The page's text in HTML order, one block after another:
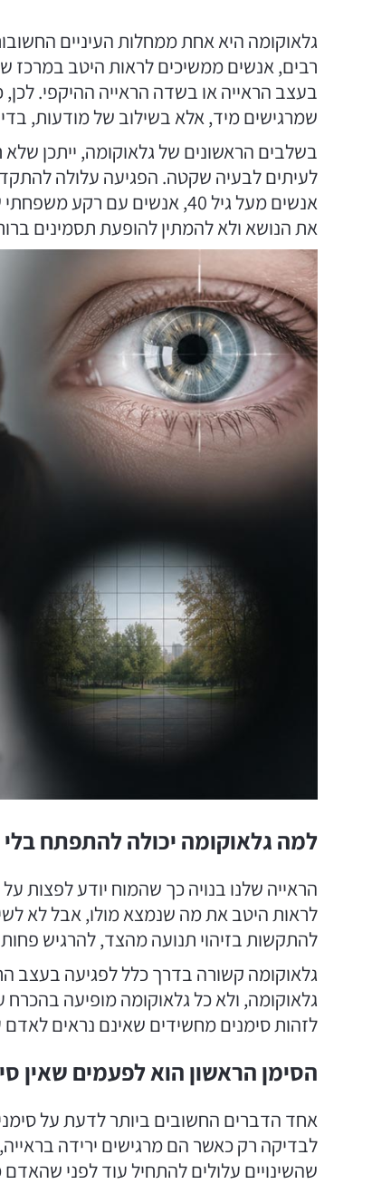
גלאוקומה היא אחת ממחלות העיניים
רבים, אנשים ממשיכים לראות היטב במרכז
בעצב הראייה או בשדה הראייה ההיקפי.
שמרגישים מיד, אלא בשילוב של מודעות,
בשלבים הראשונים של גלאוקומה, ייתכן
לעיתים לבעיה שקטה. הפגיעה עלולה
אנשים מעל גיל 40, אנשים עם
את הנושא ולא להמתין להופעת תסמינים
למה גלאוקומה יכולה להתפתח
הראייה שלנו בנויה כך שהמוח יודע
לראות היטב את מה שנמצא מולו, אבל לא
להתקשות בזיהוי תנועה מהצד, להרגיש
גלאוקומה קשורה בדרך כלל לפגיעה בעצב
גלאוקומה, ולא כל גלאוקומה מופיעה
לזהות סימנים מחשידים שאינם נראים
הסימן הראשון הוא לפעמים שאין
אחד הדברים החשובים ביותר לדעת על
לבדיקה רק כאשר הם מרגישים ירידה
שהשינויים עלולים להתחיל עוד לפני